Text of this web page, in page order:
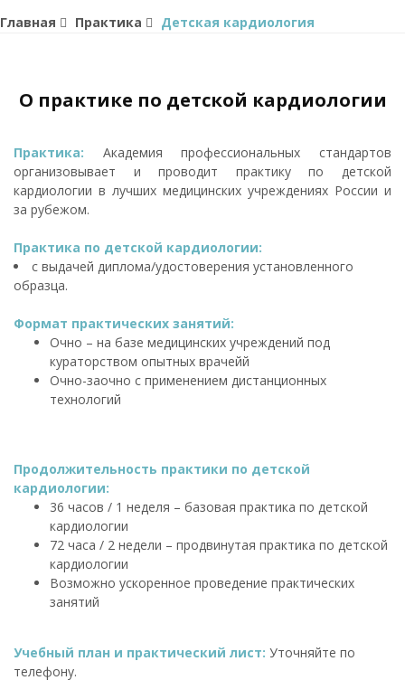
Главная Практика Детская кардиология
О практике по детской кардиологии
Практика: Академия профессиональных стандартов
организовывает и проводит практику по детской
кардиологии в лучших медицинских учреждениях России и
за рубежом.
Практика по детской кардиологии:
с выдачей диплома/удостоверения установленного
образца.
Формат практических занятий:
Очно – на базе медицинских учреждений под
кураторством опытных врачейй
Очно-заочно с применением дистанционных
технологий
Продолжительность практики по детской
кардиологии:
36 часов / 1 неделя – базовая практика по детской
кардиологии
72 часа / 2 недели – продвинутая практика по детской
кардиологии
Возможно ускоренное проведение практических
занятий
Учебный план и практический лист: Уточняйте по
телефону.